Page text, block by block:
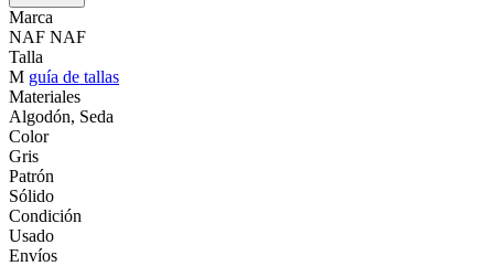
Marca
NAF NAF
Talla
M guía de tallas
Materiales
Algodón, Seda
Color
Gris
Patrón
Sólido
Condición
Usado
Envíos